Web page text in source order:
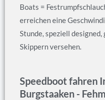
Boats =
erreichen eine
Stunde, speziell
Skippern versehen.
Speedboot fahren
Burgstaaken -